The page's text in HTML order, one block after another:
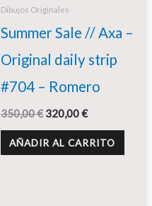
Dibujos Originales
Summer Sale // Axa –
Original daily strip
#704 – Romero
350,00€ 320,00€
AÑADIR AL CARRITO